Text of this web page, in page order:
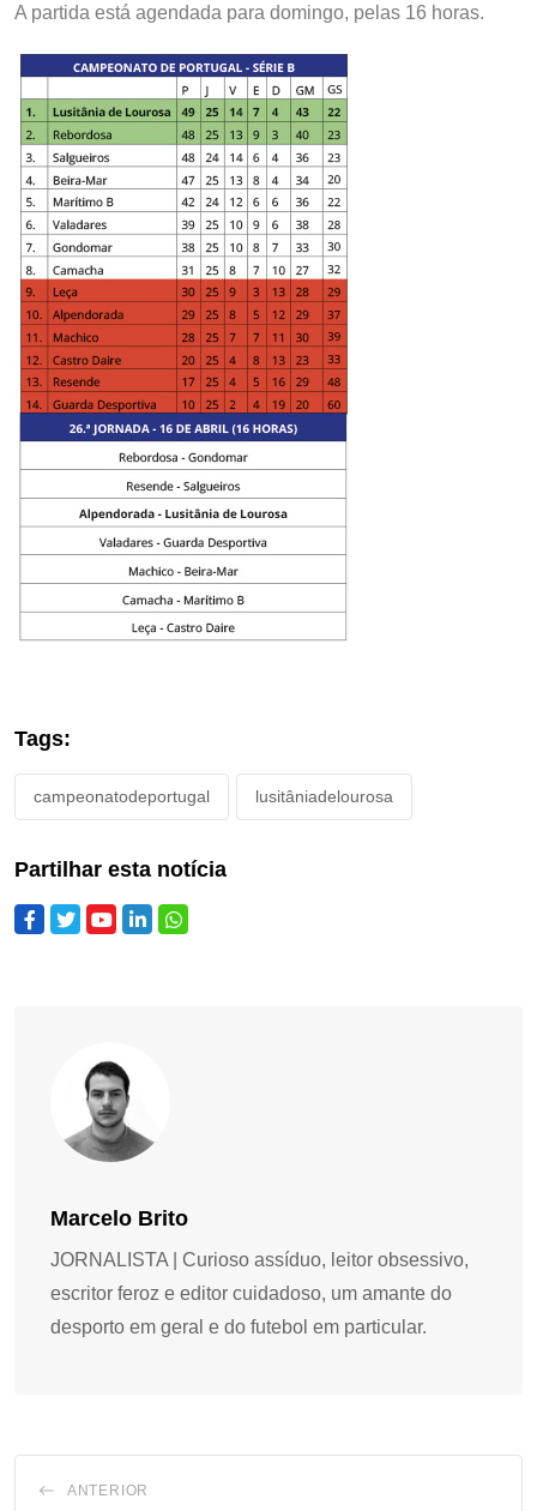
A partida está agendada para domingo, pelas 16 horas.
Tags:
campeonatodeportugal lusitâniadelourosa
Partilhar esta notícia
Marcelo Brito
JORNALISTA | Curioso assíduo, leitor obsessivo,
escritor feroz e editor cuidadoso, um amante do
desporto em geral e do futebol em particular.
ANTERIOR